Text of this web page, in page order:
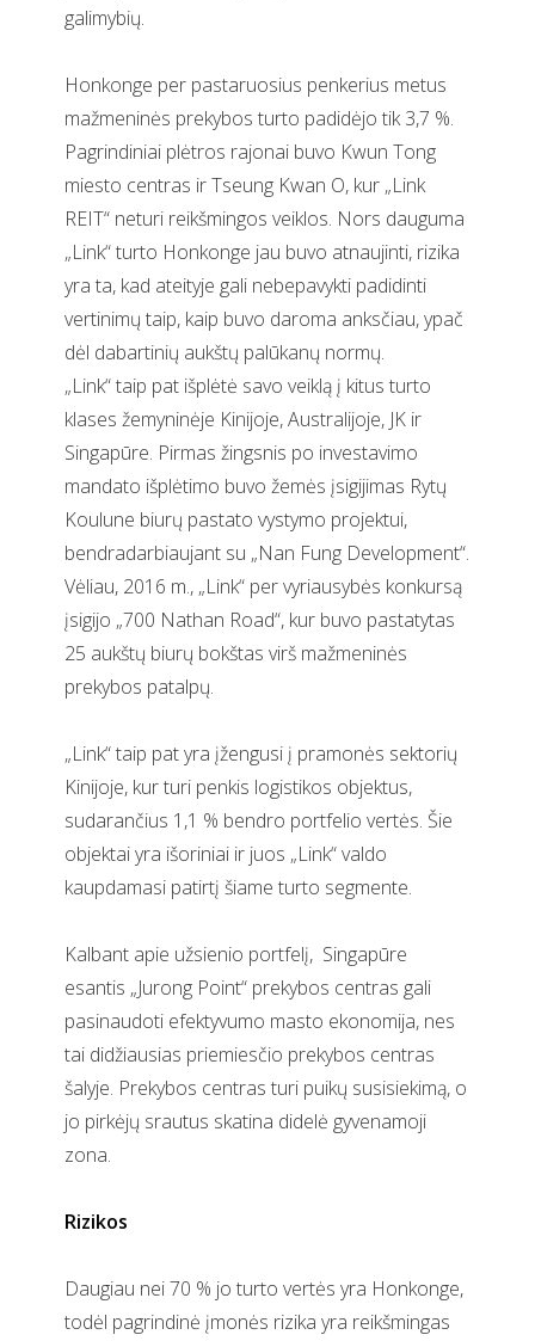
galimybių.
Honkonge per pastaruosius penkerius metus
mažmeninės prekybos turto padidėjo tik 3,7 %.
Pagrindiniai plėtros rajonai buvo Kwun Tong
miesto centras ir Tseung Kwan O, kur „Link
REIT“ neturi reikšmingos veiklos. Nors dauguma
„Link“ turto Honkonge jau buvo atnaujinti, rizika
yra ta, kad ateityje gali nebepavykti padidinti
vertinimų taip, kaip buvo daroma anksčiau, ypač
dėl dabartinių aukštų palūkanų normų.
„Link“ taip pat išplėtė savo veiklą į kitus turto
klases žemyninėje Kinijoje, Australijoje, JK ir
Singapūre. Pirmas žingsnis po investavimo
mandato išplėtimo buvo žemės įsigijimas Rytų
Koulune biurų pastato vystymo projektui,
bendradarbiaujant su „Nan Fung Development“.
Vėliau, 2016 m., „Link“ per vyriausybės konkursą
įsigijo „700 Nathan Road“, kur buvo pastatytas
25 aukštų biurų bokštas virš mažmeninės
prekybos patalpų.
„Link“ taip pat yra įžengusi į pramonės sektorių
Kinijoje, kur turi penkis logistikos objektus,
sudarančius 1,1 % bendro portfelio vertės. Šie
objektai yra išoriniai ir juos „Link“ valdo
kaupdamasi patirtį šiame turto segmente.
Kalbant apie užsienio portfelį, Singapūre
esantis „Jurong Point“ prekybos centras gali
pasinaudoti efektyvumo masto ekonomija, nes
tai didžiausias priemiesčio prekybos centras
šalyje. Prekybos centras turi puikų susisiekimą, o
jo pirkėjų srautus skatina didelė gyvenamoji
zona.
Rizikos
Daugiau nei 70 % jo turto vertės yra Honkonge,
todėl pagrindinė įmonės rizika yra reikšmingas